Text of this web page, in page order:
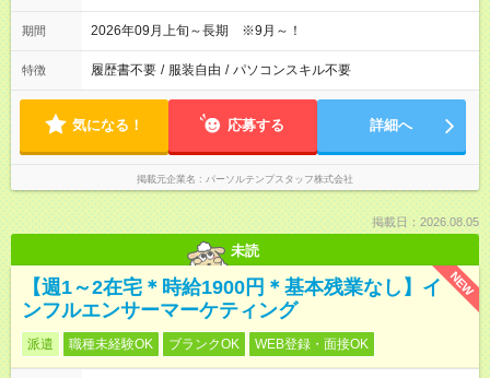
期間 2026年09月上旬～長期 ※9月～！
特徴 履歴書不要 / 服装自由 / パソコンスキル不要
気になる！ 応募する 詳細へ
掲載元企業名 パーソルテンプスタッフ株式会社
掲載日：2026.08.05
未読
NEW
【週1～2在宅＊時給1900円＊基本残業なし】イ
ンフルエンサーマーケティング
派遣 職種未経験OK ブランクOK WEB登録・面接OK